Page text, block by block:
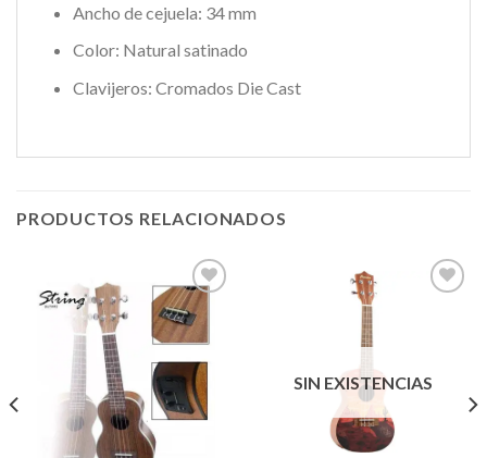
Ancho de cejuela: 34 mm
Color: Natural satinado
Clavijeros: Cromados Die Cast
PRODUCTOS RELACIONADOS
Añadir
a la
lista de
deseos
lista de
deseos
SIN EXISTENCIAS